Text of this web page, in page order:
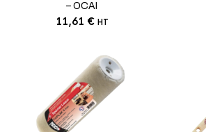
– OCAI
11,61 € HT